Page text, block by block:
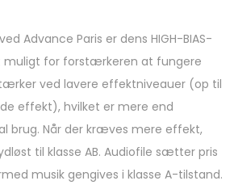
Advance Paris er dens HIGH-BIAS-
muligt for forstærkeren at fungere
ved lavere effektniveauer (op til
effekt), hvilket er mere end
brug. Når der kræves mere effekt,
til klasse AB. Audiofile sætter pris
musik gengives i klasse A-tilstand.